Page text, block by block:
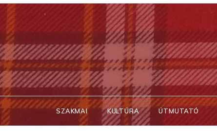
Skip
content
SZAKMAI KULTÚRA ÚTMUTATÓ